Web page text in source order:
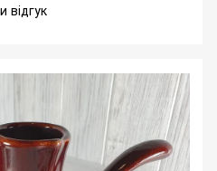
відгук